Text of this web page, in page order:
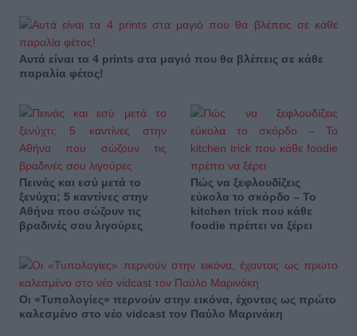
Αυτά είναι τα 4 prints στα μαγιό που θα βλέπεις σε κάθε
παραλία φέτος!
Πεινάς και εσύ μετά το
ξενύχτι; 5 καντίνες στην
Αθήνα που σώζουν τις
βραδινές σου λιγούρες
Πώς να ξεφλουδίζεις
εύκολα το σκόρδο – Το
kitchen trick που κάθε
foodie πρέπει να ξέρει
Οι «Τυπολογίες» περνούν στην εικόνα, έχοντας ως πρώτο
καλεσμένο στο νέο vidcast τον Παύλο Μαρινάκη